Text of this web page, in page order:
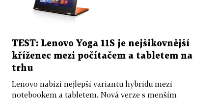
TEST: Lenovo Yoga 11S je nejšikovnější
kříženec mezi počítačem a tabletem na
trhu
Lenovo nabízí nejlepší variantu hybridu mezi
notebookem a tabletem. Nová verze s menším